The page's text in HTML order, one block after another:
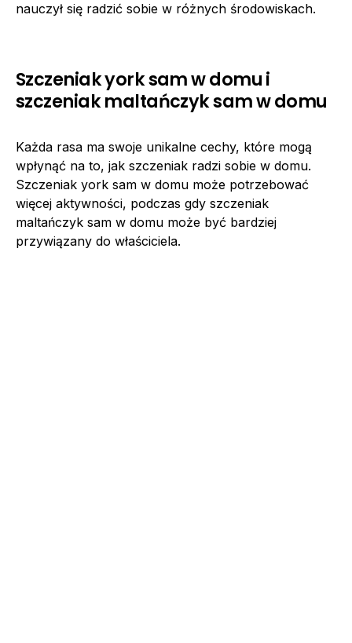
nauczył się radzić sobie w różnych środowiskach.
Szczeniak york sam w domu i
szczeniak maltańczyk sam w domu
Każda rasa ma swoje unikalne cechy, które mogą
wpłynąć na to, jak szczeniak radzi sobie w domu.
Szczeniak york sam w domu może potrzebować
więcej aktywności, podczas gdy szczeniak
maltańczyk sam w domu może być bardziej
przywiązany do właściciela.